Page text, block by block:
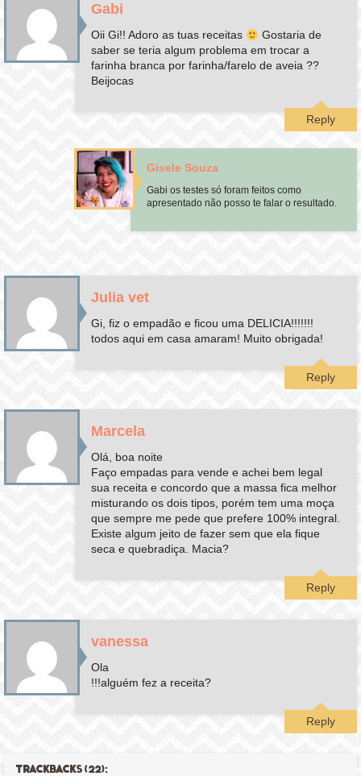
Gabi
Oii Gi!! Adoro as tuas receitas
Gostaria de
saber se teria algum problema em trocar a
farinha branca por farinha/farelo de aveia ??
Beijocas
Reply
Gisele Souza
Gabi os testes só foram feitos como
apresentado não posso te falar o resultado.
Julia vet
Gi, fiz o empadão e ficou uma DELICIA!!!!!!!
todos aqui em casa amaram! Muito obrigada!
Reply
Marcela
Olá, boa noite
Faço empadas para vende e achei bem legal
sua receita e concordo que a massa fica melhor
misturando os dois tipos, porém tem uma moça
que sempre me pede que prefere 100% integral.
Existe algum jeito de fazer sem que ela fique
seca e quebradiça. Macia?
Reply
vanessa
Ola
!!!alguém fez a receita?
Reply
TRACKBACKS (22):